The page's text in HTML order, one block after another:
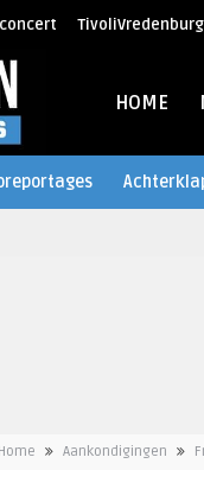
concert TivoliVredenburg
HOME
Home Aankondigingen